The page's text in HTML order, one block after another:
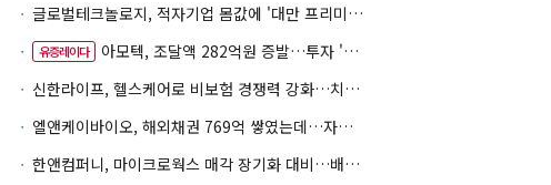
글로벌테크놀로지, 적자기업 몸값에 '대만 프리미엄'…공모가 논란
유증레이다
아모텍, 조달액 282억원 증발…투자 '속도 조절' 불가피
신한라이프, 헬스케어로 비보험 경쟁력 강화…치매·간병 공략
엘앤케이바이오, 해외채권 769억 쌓였는데…자회사 4곳 자본잠식
한앤컴퍼니, 마이크로웍스 매각 장기화 대비…배당 회수판 깔았다